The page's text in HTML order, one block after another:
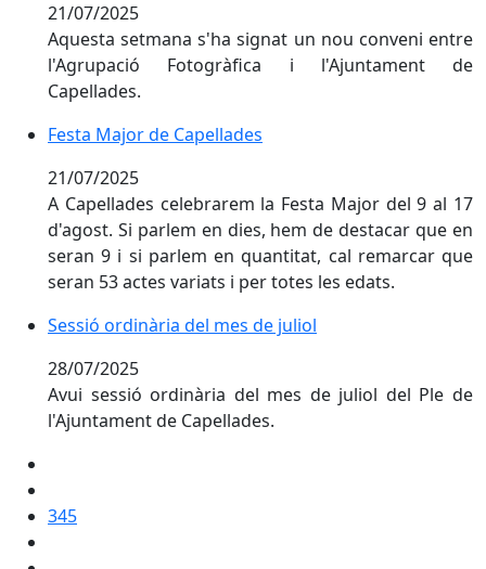
21/07/2025
Aquesta setmana s'ha signat un nou conveni entre
l'Agrupació Fotogràfica i l'Ajuntament de
Capellades.
Festa Major de Capellades
Festa Major de Capellades
21/07/2025
A Capellades celebrarem la Festa Major del 9 al 17
d'agost. Si parlem en dies, hem de destacar que en
seran 9 i si parlem en quantitat, cal remarcar que
seran 53 actes variats i per totes les edats.
Sessió ordinària del mes de juliol
Sessió ordinària del mes de juliol
28/07/2025
Avui sessió ordinària del mes de juliol del Ple de
l'Ajuntament de Capellades.
345